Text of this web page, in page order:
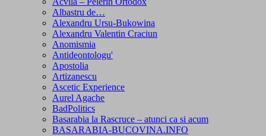
Albastru de…
Alexandru Ursu-Bukowina
Alexandru Valentin Craciun
Anomismia
Antideontologu'
Apostolia
Artizanescu
Ascetic Experience
Aurel Agache
BadPolitics
Basarabia la Rascruce – atunci ca si acum
BASARABIA-BUCOVINA.INFO